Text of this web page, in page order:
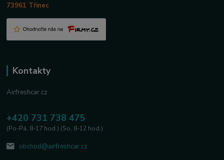
73961 Třinec
Kontakty
Airfreshcar.cz
+420 731 738 475
(Po-Pá, 8-17 hod.) (So, 8-12 hod.)
obchod@airfreshcar.cz